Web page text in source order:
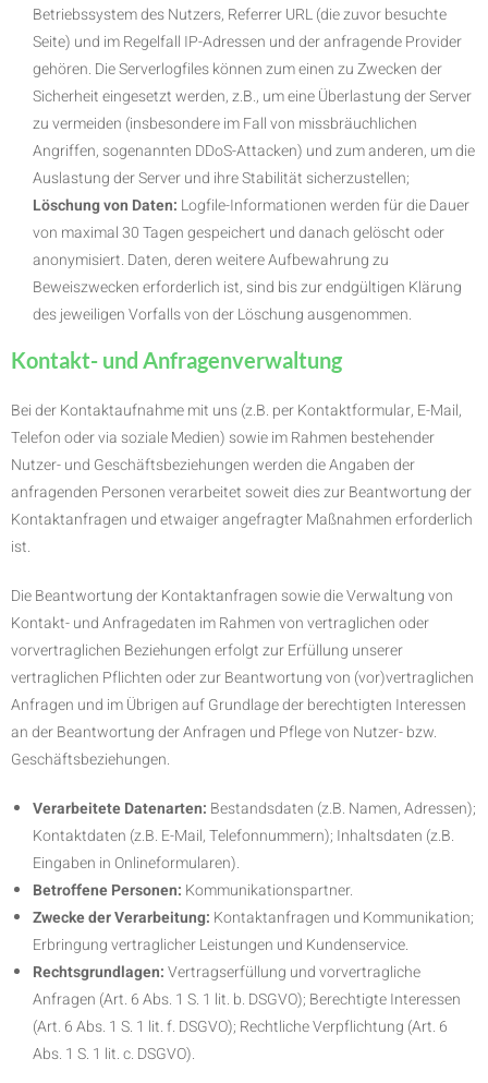
Betriebssystem des Nutzers, Referrer URL (die zuvor besuchte
Seite) und im Regelfall IP-Adressen und der anfragende Provider
gehören. Die Serverlogfiles können zum einen zu Zwecken der
Sicherheit eingesetzt werden, z.B., um eine Überlastung der Server
zu vermeiden (insbesondere im Fall von missbräuchlichen
Angriffen, sogenannten DDoS-Attacken) und zum anderen, um die
Auslastung der Server und ihre Stabilität sicherzustellen;
Löschung von Daten: Logfile-Informationen werden für die Dauer
von maximal 30 Tagen gespeichert und danach gelöscht oder
anonymisiert. Daten, deren weitere Aufbewahrung zu
Beweiszwecken erforderlich ist, sind bis zur endgültigen Klärung
des jeweiligen Vorfalls von der Löschung ausgenommen.
Kontakt- und Anfragenverwaltung
Bei der Kontaktaufnahme mit uns (z.B. per Kontaktformular, E-Mail,
Telefon oder via soziale Medien) sowie im Rahmen bestehender
Nutzer- und Geschäftsbeziehungen werden die Angaben der
anfragenden Personen verarbeitet soweit dies zur Beantwortung der
Kontaktanfragen und etwaiger angefragter Maßnahmen erforderlich
ist.
Die Beantwortung der Kontaktanfragen sowie die Verwaltung von
Kontakt- und Anfragedaten im Rahmen von vertraglichen oder
vorvertraglichen Beziehungen erfolgt zur Erfüllung unserer
vertraglichen Pflichten oder zur Beantwortung von (vor)vertraglichen
Anfragen und im Übrigen auf Grundlage der berechtigten Interessen
an der Beantwortung der Anfragen und Pflege von Nutzer- bzw.
Geschäftsbeziehungen.
Verarbeitete Datenarten: Bestandsdaten (z.B. Namen, Adressen);
Kontaktdaten (z.B. E-Mail, Telefonnummern); Inhaltsdaten (z.B.
Eingaben in Onlineformularen).
Betroffene Personen: Kommunikationspartner.
Zwecke der Verarbeitung: Kontaktanfragen und Kommunikation;
Erbringung vertraglicher Leistungen und Kundenservice.
Rechtsgrundlagen:Vertragserfüllung und vorvertragliche
Anfragen (Art. 6 Abs. 1 S. 1 lit. b. DSGVO); Berechtigte Interessen
(Art. 6 Abs. 1 S. 1 lit. f. DSGVO); Rechtliche Verpflichtung (Art. 6
Abs. 1 S. 1 lit. c. DSGVO).